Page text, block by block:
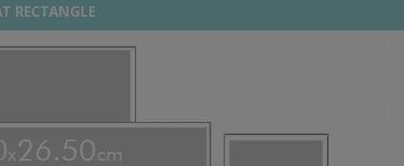
RECTANGLE